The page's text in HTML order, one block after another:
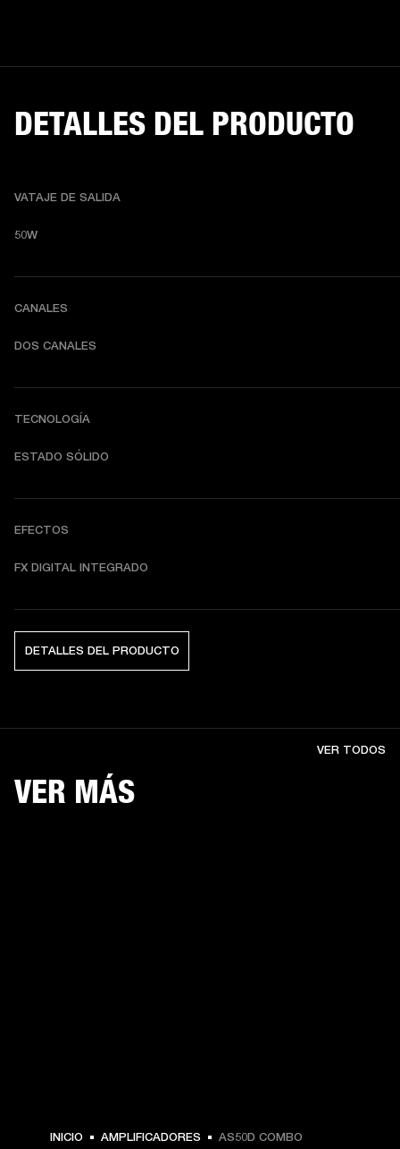
DETALLES DEL PRODUCTO
VATAJE DE SALIDA
50W
CANALES
DOS CANALES
TECNOLOGÍA
ESTADO SÓLIDO
EFECTOS
FX DIGITAL INTEGRADO
DETALLES DEL PRODUCTO
VER MÁS
VER TODOS
INICIO AMPLIFICADORES AS50D COMBO